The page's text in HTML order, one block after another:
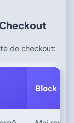
de checkout:
Block